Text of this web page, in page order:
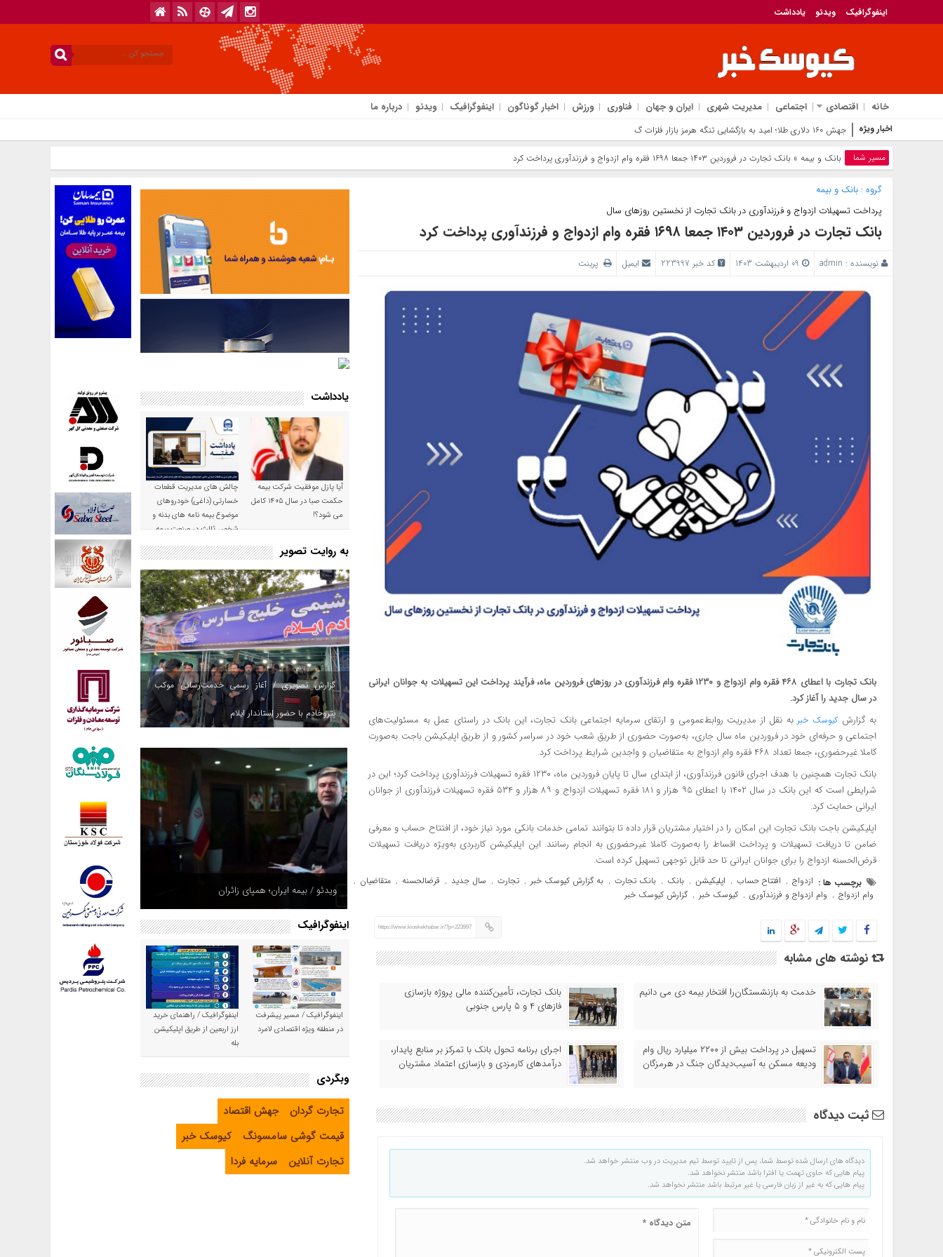
اینفوگرافیک ویدئو یادداشت
خانه اقتصادی اجتماعی مدیریت شهری ایران و جهان فناوری ورزش اخبار گوناگون اینفوگرافیک ویدئو درباره ما
اخبار ویژه جهش ۱۶۰ دلاری طلا؛ امید به بازگشایی تنگه هرمز بازار فلزات گران‌بها را داغ کرد
مسیر شما بانک‌ و بیمه » بانک تجارت در فروردین ۱۴۰۳ جمعا ۱۶۹۸ فقره وام ازدواج و فرزندآوری پرداخت کرد
گروه :بانک‌ و بیمه
پرداخت تسهیلات ازدواج و فرزندآوری در بانک تجارت از نخستین روزهای سال
بانک تجارت در فروردین ۱۴۰۳ جمعا ۱۶۹۸ فقره وام ازدواج و فرزندآوری پرداخت کرد
نویسنده : admin کد خبر 223997 ایمیل پرینت
بانک تجارت با اعطای ۴۶۸ فقره وام ازدواج و ۱۲۳۰ فقره وام فرزندآوری در روزهای فروردین ماه، فرآیند پرداخت این تسهیلات به جوانان ایرانی
در سال جدید را آغاز کرد.
به گزارش کیوسک خبر به نقل از مدیریت روابط‌عمومی و ارتقای سرمایه اجتماعی بانک تجارت، این بانک در راستای عمل به مسئولیت‌های
اجتماعی و حرفه‌ای خود در فروردین ماه سال جاری، به‌صورت حضوری از طریق شعب خود در سراسر کشور و از طریق اپلیکیشن باجت به‌صورت
کاملا غیرحضوری، جمعا تعداد ۴۶۸ فقره وام ازدواج به متقاضیان و واجدین شرایط پرداخت کرد.
بانک تجارت همچنین با هدف اجرای قانون فرزندآوری، از ابتدای سال تا پایان فروردین ماه، ۱۲۳۰ فقره تسهیلات فرزندآوری پرداخت کرد؛ این در
شرایطی است که این بانک در سال ۱۴۰۲ با اعطای ۹۵ هزار و ۱۸۱ فقره تسهیلات ازدواج و ۸۹ هزار و ۵۳۴ فقره تسهیلات فرزندآوری از جوانان
ایرانی حمایت کرد.
اپلیکیشن باجت بانک تجارت این امکان را در اختیار مشتریان قرار داده تا بتوانند تمامی خدمات بانکی مورد نیاز خود، از افتتاح حساب و معرفی
ضامن تا دریافت تسهیلات و پرداخت اقساط را به‌صورت کاملا غیرحضوری به انجام رسانند. این اپلیکیشن کاربردی به‌ویژه دریافت تسهیلات
قرض‌الحسنه ازدواج را برای جوانان ایرانی تا حد قابل توجهی تسهیل کرده است.
برچسب ها : ازدواج , افتتاح حساب , اپلیکیشن , بانک , بانک تجارت , به گزارش کیوسک خبر , تجارت , سال جدید , قرضالحسنه , متقاضیان ,
وام ازدواج , وام ازدواج و فرزندآوری , کیوسک خبر , گزارش کیوسک خبر
https://www.kioskekhabar.ir/?p=223997
نوشته های مشابه
خدمت به بازنشستگان‌را افتخار بیمه دی می دانیم
بانک تجارت، تأمین‌کننده مالی پروژه بازسازی
فازهای ۴ و ۵ پارس جنوبی
تسهیل در پرداخت بیش از ۲۲۰۰ میلیارد ریال وام
ودیعه مسکن به آسیب‌دیدگان جنگ در هرمزگان
اجرای برنامه تحول بانک با تمرکز بر منابع پایدار،
درآمدهای کارمزدی و بازسازی اعتماد مشتریان
ثبت دیدگاه
دیدگاه های ارسال شده توسط شما، پس از تایید توسط تیم مدیریت در وب منتشر خواهد شد.
پیام هایی که حاوی تهمت یا افترا باشد منتشر نخواهد شد.
پیام هایی که به غیر از زبان فارسی یا غیر مرتبط باشد منتشر نخواهد شد.
یادداشت
آیا پازل موفقیت شرکت بیمه
حکمت صبا در سال ۱۴۰۵ کامل
می شود؟!
چالش های مدیریت قطعات
خسارتی (داغی) خودروهای
موضوع بیمه نامه های بدنه و
شخص ثالث در صنعت بیمه
به روایت تصویر
گزارش تصویری / آغاز رسمی خدمت‌رسانی موکب
پتروخادم با حضور استاندار ایلام
ویدئو / بیمه ایران؛ همپای زائران
اینفوگرافیک
اینفوگرافیک / مسیر پیشرفت
در منطقه ویژه اقتصادی لامرد
اینفوگرافیک / راهنمای خرید
ارز اربعین از طریق اپلیکیشن
بله
وبگردی
تجارت گردان
جهش اقتصاد
قیمت گوشی سامسونگ
کیوسک خبر
تجارت آنلاین
سرمایه فردا